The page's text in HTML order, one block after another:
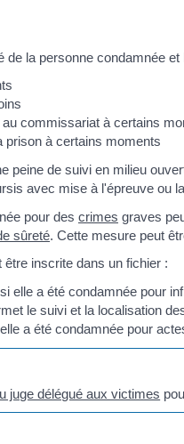
de la personne condamnée
commissariat à certains
prison à certains moments
peine de suivi en milieu
avec mise à l'épreuve ou
pour des crimes graves
sûreté. Cette mesure peut
inscrite dans un fichier :
si elle a été condamnée pour
le suivi et la localisation
a été condamnée pour
juge délégué aux victimes